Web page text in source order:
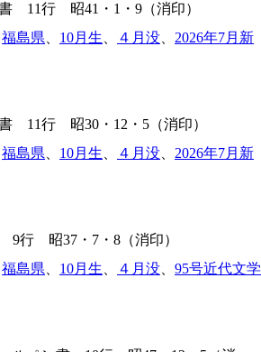
11行 昭41・1・9（消印）
福島県 10月生 ４月没
2026年7月新
11行 昭30・12・5（消印）
福島県 10月生 ４月没
2026年7月新
行 昭37・7・8（消印）
福島県 10月生 ４月没
95号近代文学